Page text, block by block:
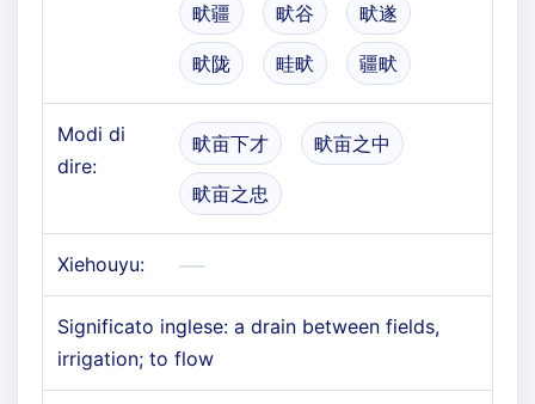
畎疆 畎谷 畎遂
畎陇 畦畎 疆畎
Modi di
dire:
畎亩下才 畎亩之中
畎亩之忠
Xiehouyu:
Significato inglese: a drain between fields,
irrigation; to flow